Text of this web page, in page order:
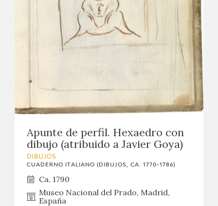
Apunte de perfil. Hexaedro con
dibujo (atribuido a Javier Goya)
DIBUJOS
CUADERNO ITALIANO (DIBUJOS, CA. 1770-1786)
Ca. 1790
Museo Nacional del Prado, Madrid,
España